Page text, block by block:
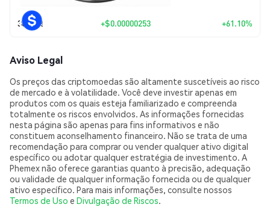
30 Dias +$0.00000253 +61.10%
Aviso Legal
Os preços das criptomoedas são altamente suscetíveis ao risco
de mercado e à volatilidade. Você deve investir apenas em
produtos com os quais esteja familiarizado e compreenda
totalmente os riscos envolvidos. As informações fornecidas
nesta página são apenas para fins informativos e não
constituem aconselhamento financeiro. Não se trata de uma
recomendação para comprar ou vender qualquer ativo digital
específico ou adotar qualquer estratégia de investimento. A
Phemex não oferece garantias quanto à precisão, adequação
ou validade de qualquer informação fornecida ou de qualquer
ativo específico. Para mais informações, consulte nossos
Termos de Uso e Divulgação de Riscos.